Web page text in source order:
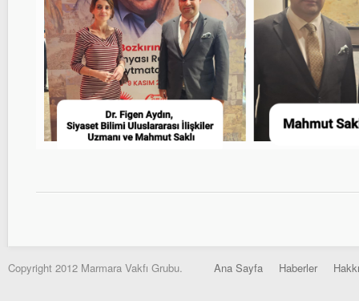
Copyright 2012 Marmara Vakfı Grubu. Ana Sayfa Haberler